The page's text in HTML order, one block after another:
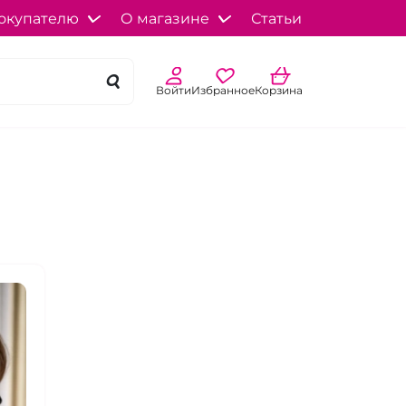
О магазине Статьи
ВойтиИзбранноеКорзина